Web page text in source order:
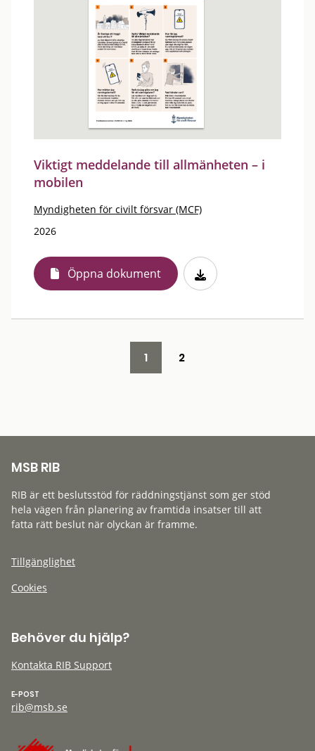
Viktigt meddelande till allmänheten – i
mobilen
Myndigheten för civilt försvar (MCF)
2026
Öppna dokument
1 2
MSB RIB
RIB är ett beslutsstöd för räddningstjänst som ger stöd
hela vägen från planering av framtida insatser till att
fatta rätt beslut när olyckan är framme.
Tillgänglighet
Cookies
Behöver du hjälp?
Kontakta RIB Support
E-POST
rib@msb.se